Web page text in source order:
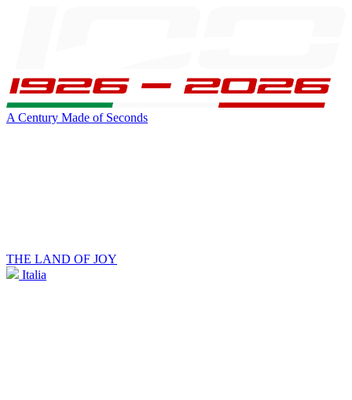
A Century Made of Seconds
THE LAND OF JOY
Italia